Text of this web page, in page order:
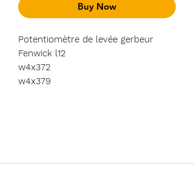
Buy Now
Potentiomètre de levée gerbeur
Fenwick l12
w4x372
w4x379